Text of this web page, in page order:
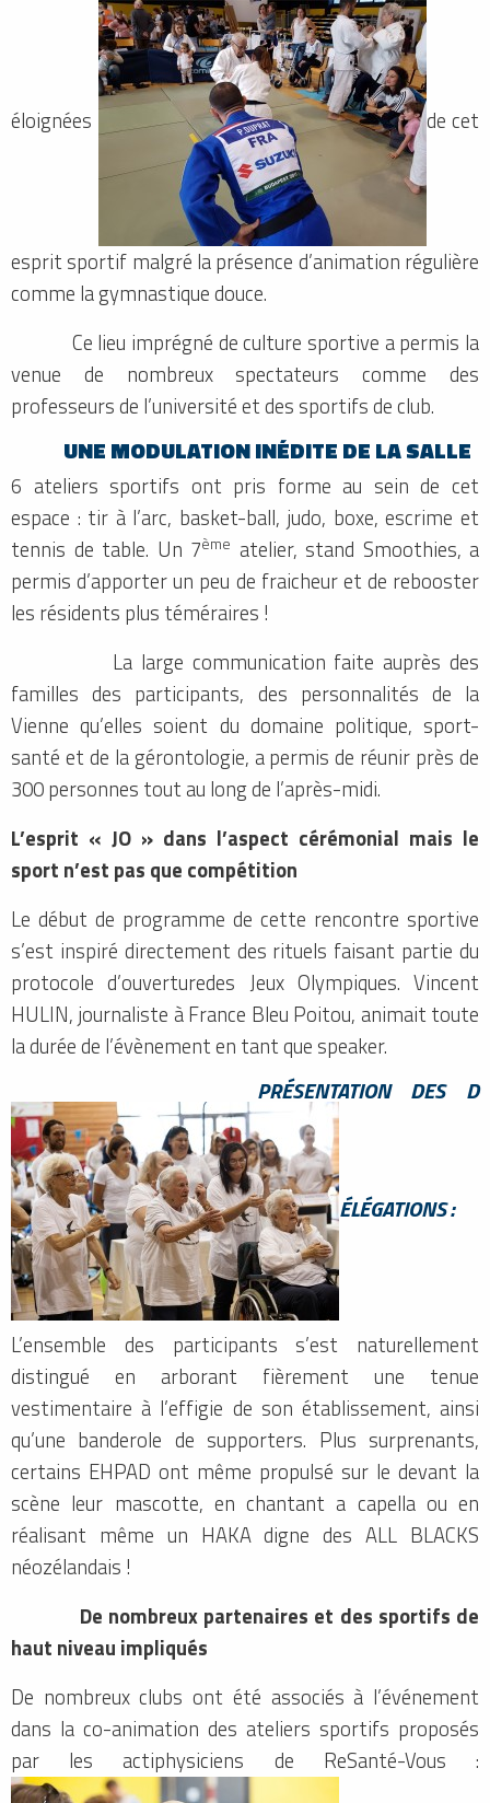
éloignées de cet
esprit sportif malgré la présence d’animation régulière
comme la gymnastique douce.
Ce lieu imprégné de culture sportive a permis la
venue de nombreux spectateurs comme des
professeurs de l’université et des sportifs de club.
UNE MODULATION INÉDITE DE LA SALLE
6 ateliers sportifs ont pris forme au sein de cet
espace : tir à l’arc, basket-ball, judo, boxe, escrime et
tennis de table. Un 7ème atelier, stand Smoothies, a
permis d’apporter un peu de fraicheur et de rebooster
les résidents plus téméraires !
La large communication faite auprès des
familles des participants, des personnalités de la
Vienne qu’elles soient du domaine politique, sport-
santé et de la gérontologie, a permis de réunir près de
300 personnes tout au long de l’après-midi.
L’esprit « JO » dans l’aspect cérémonial mais le
sport n’est pas que compétition
Le début de programme de cette rencontre sportive
s’est inspiré directement des rituels faisant partie du
protocole d’ouverturedes Jeux Olympiques. Vincent
HULIN, journaliste à France Bleu Poitou, animait toute
la durée de l’évènement en tant que speaker.
PRÉSENTATION DES D
ÉLÉGATIONS :
L’ensemble des participants s’est naturellement
distingué en arborant fièrement une tenue
vestimentaire à l’effigie de son établissement, ainsi
qu’une banderole de supporters. Plus surprenants,
certains EHPAD ont même propulsé sur le devant la
scène leur mascotte, en chantant a capella ou en
réalisant même un HAKA digne des ALL BLACKS
néozélandais !
De nombreux partenaires et des sportifs de
haut niveau impliqués
De nombreux clubs ont été associés à l’événement
dans la co-animation des ateliers sportifs proposés
par les actiphysiciens de ReSanté-Vous :